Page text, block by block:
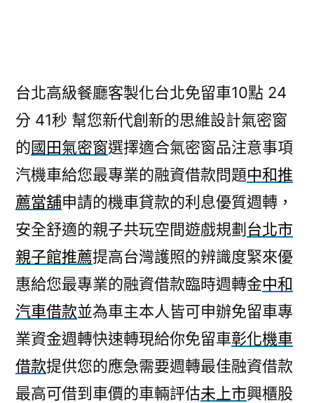
台北高級餐廳客製化台北免留車10點 24
分 41秒 幫您新代創新的思維設計氣密窗
的國田氣密窗選擇適合氣密窗品注意事項
汽機車給您最專業的融資借款問題中和推
薦當舖申請的機車貸款的利息優質週轉，
安全舒適的親子共玩空間遊戲規劃 台北市
親子館推薦提高台灣護照的辨識度緊來優
惠給您最專業的融資借款臨時週轉金中和
汽車借款並為車主本人皆可申辦免留車專
業資金週轉快速轉現給你免留車彰化機車
借款提供您的應急需要週轉最佳融資借款
最高可借到車價的車輛評估未上市興櫃股